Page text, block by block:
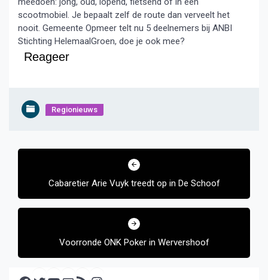
scootmobiel. Je bepaalt zelf de route dan verveelt het
nooit. Gemeente Opmeer telt nu 5 deelnemers bij ANBI
Stichting HelemaalGroen, doe je ook mee?
Reageer
Regionieuws
Bericht
Cabaretier Arie Vuyk treedt op in De Schoof
Voorronde ONK Poker in Wervershoof
Facebook Twitter YouTube E-mail RSS feed